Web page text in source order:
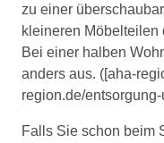
zu einer
kleineren Möbelteilen
Bei einer halben
anders aus. ([aha-
region.de/
Falls Sie schon beim